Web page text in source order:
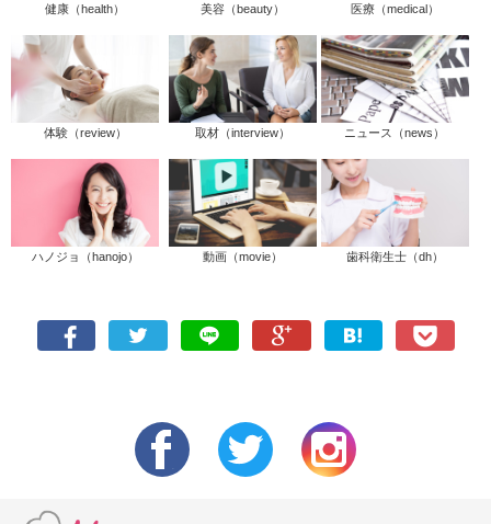
健康（health） 美容（beauty） 医療（medical）
体験（review） 取材（interview） ニュース（news）
ハノジョ（hanojo） 動画（movie） 歯科衛生士（dh）